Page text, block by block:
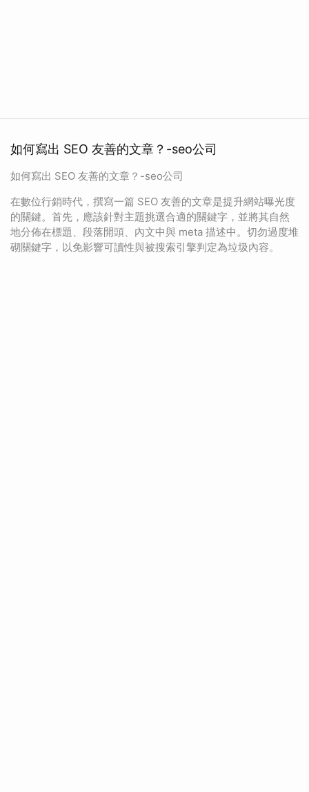
如何寫出 SEO 友善的文章？-seo公司
如何寫出 SEO 友善的文章？-seo公司
在數位行銷時代，撰寫一篇 SEO 友善的文章是提升網站曝光度
的關鍵。首先，應該針對主題挑選合適的關鍵字，並將其自然
地分佈在標題、段落開頭、內文中與 meta 描述中。切勿過度堆
砌關鍵字，以免影響可讀性與被搜索引擎判定為垃圾內容。